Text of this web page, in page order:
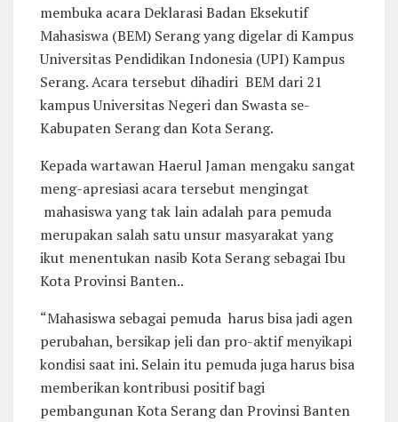
membuka acara Deklarasi Badan Eksekutif
Mahasiswa (BEM) Serang yang digelar di Kampus
Universitas Pendidikan Indonesia (UPI) Kampus
Serang. Acara tersebut dihadiri BEM dari 21
kampus Universitas Negeri dan Swasta se-
Kabupaten Serang dan Kota Serang.
Kepada wartawan Haerul Jaman mengaku sangat
meng-apresiasi acara tersebut mengingat
mahasiswa yang tak lain adalah para pemuda
merupakan salah satu unsur masyarakat yang
ikut menentukan nasib Kota Serang sebagai Ibu
Kota Provinsi Banten..
“Mahasiswa sebagai pemuda harus bisa jadi agen
perubahan, bersikap jeli dan pro-aktif menyikapi
kondisi saat ini. Selain itu pemuda juga harus bisa
memberikan kontribusi positif bagi
pembangunan Kota Serang dan Provinsi Banten